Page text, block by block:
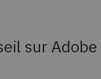
sur Adobe